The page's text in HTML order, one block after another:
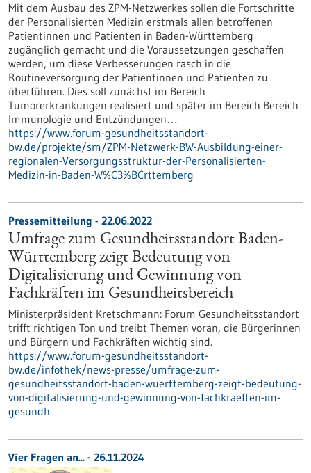
Mit dem Ausbau des ZPM-Netzwerkes sollen die Fortschritte
der Personalisierten Medizin erstmals allen betroffenen
Patientinnen und Patienten in Baden-Württemberg
zugänglich gemacht und die Voraussetzungen geschaffen
werden, um diese Verbesserungen rasch in die
Routineversorgung der Patientinnen und Patienten zu
überführen. Dies soll zunächst im Bereich
Tumorerkrankungen realisiert und später im Bereich Bereich
Immunologie und Entzündungen…
https://www.forum-gesundheitsstandort-
bw.de/projekte/sm/ZPM-Netzwerk-BW-Ausbildung-einer-
regionalen-Versorgungsstruktur-der-Personalisierten-
Medizin-in-Baden-W%C3%BCrttemberg
Pressemitteilung - 22.06.2022
Umfrage zum Gesundheitsstandort Baden-
Württemberg zeigt Bedeutung von
Digitalisierung und Gewinnung von
Fachkräften im Gesundheitsbereich
Ministerpräsident Kretschmann: Forum Gesundheitsstandort
trifft richtigen Ton und treibt Themen voran, die Bürgerinnen
und Bürgern und Fachkräften wichtig sind.
https://www.forum-gesundheitsstandort-
bw.de/infothek/news-presse/umfrage-zum-
gesundheitsstandort-baden-wuerttemberg-zeigt-bedeutung-
von-digitalisierung-und-gewinnung-von-fachkraeften-im-
gesundh
Vier Fragen an... - 26.11.2024